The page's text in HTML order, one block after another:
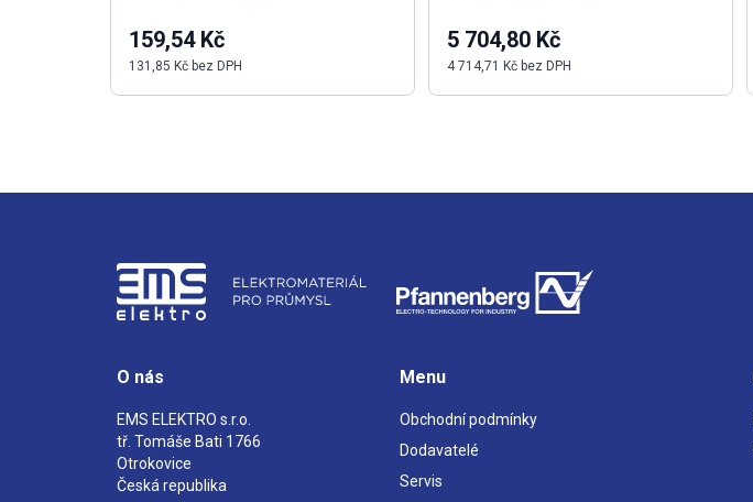
159,54 Kč
131,85 Kč bez DPH
5 704,80 Kč
4 714,71 Kč bez DPH
O nás
EMS ELEKTRO s.r.o.
tř. Tomáše Bati 1766
Otrokovice
Česká republika
Menu
Obchodní podmínky
Dodavatelé
Servis